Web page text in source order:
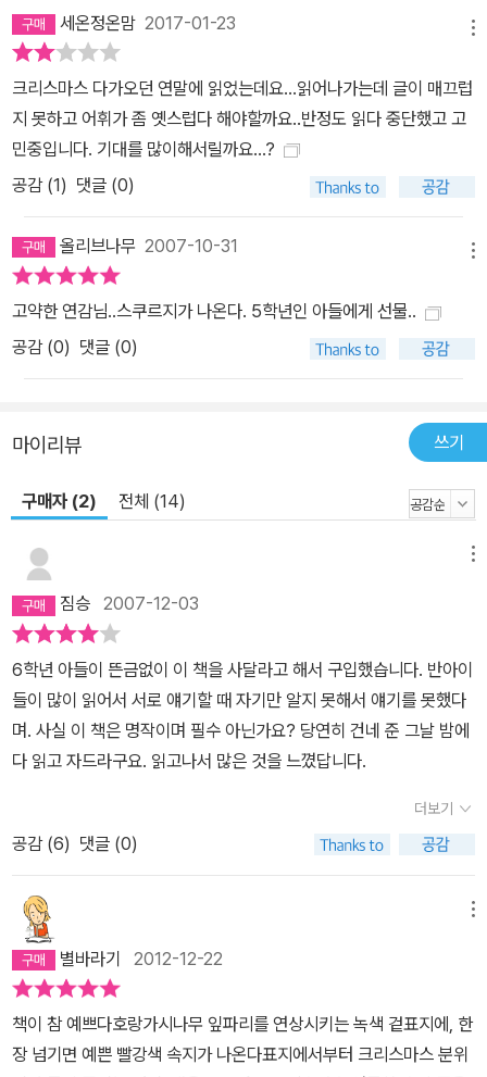
세온정온맘 2017-01-23
크리스마스 다가오던 연말에 읽었는데요...읽어나가는데 글이 매끄럽
지 못하고 어휘가 좀 옛스럽다 해야할까요..반정도 읽다 중단했고 고
민중입니다. 기대를 많이해서릴까요...?
공감 (1) 댓글 (0)
올리브나무 2007-10-31
고약한 연감님..스쿠르지가 나온다. 5학년인 아들에게 선물..
공감 (0) 댓글 (0)
마이리뷰 쓰기
구매자 (2) 전체 (14)
짐승 2007-12-03
6학년 아들이 뜬금없이 이 책을 사달라고 해서 구입했습니다. 반아이
들이 많이 읽어서 서로 얘기할 때 자기만 알지 못해서 얘기를 못했다
며. 사실 이 책은 명작이며 필수 아닌가요? 당연히 건네 준 그날 밤에
다 읽고 자드라구요. 읽고나서 많은 것을 느꼈답니다.
더보기
공감 (6) 댓글 (0)
별바라기 2012-12-22
책이 참 예쁘다호랑가시나무 잎파리를 연상시키는 녹색 겉표지에, 한
장 넘기면 예쁜 빨강색 속지가 나온다표지에서부터 크리스마스 분위